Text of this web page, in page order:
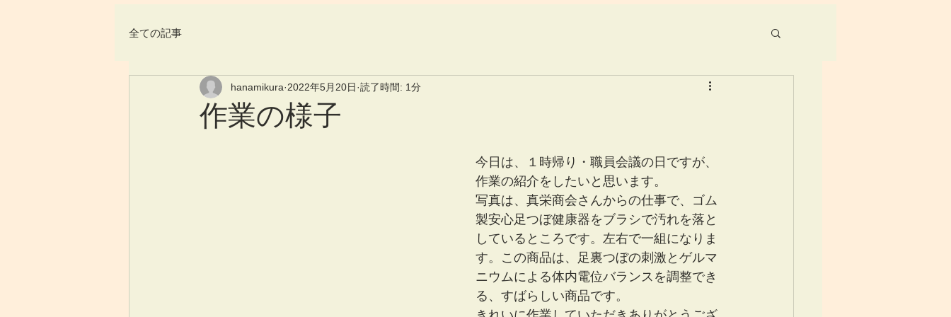
全ての記事
作業の様子
hanamikura 2022年5月20日 読了時間: 1分
今日は、１時帰り・職員会議の日ですが、
作業の紹介をしたいと思います。
写真は、真栄商会さんからの仕事で、ゴム
製安心足つぼ健康器をブラシで汚れを落と
しているところです。左右で一組になりま
す。この商品は、足裏つぼの刺激とゲルマ
ニウムによる体内電位バランスを調整でき
る、すばらしい商品です。